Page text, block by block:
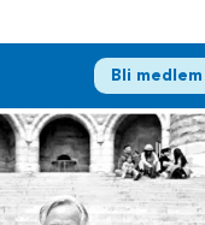
Bli medlem